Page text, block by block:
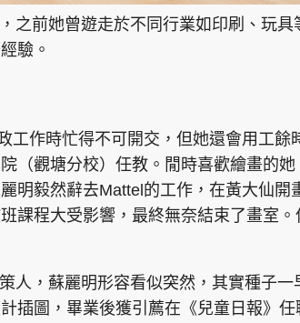
之前她曾遊走於不同行業如印刷、玩具
驗。
工作時忙得不可開交，但她還會用工餘
（觀塘分校）任教。閒時喜歡繪畫的她
明毅然辭去Mattel的工作，在黃大仙開
課程大受影響，最終無奈結束了畫室。
人，蘇麗明形容看似突然，其實種子一
插圖，畢業後獲引薦在《兒童日報》